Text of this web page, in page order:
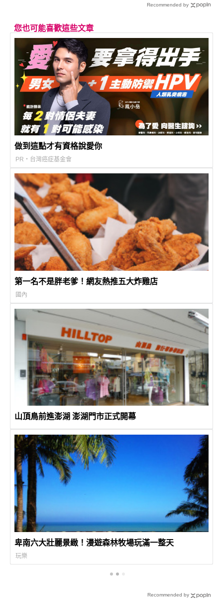
Recommended by
您也可能喜歡這些文章
做到這點才有資格說愛你
PR・台灣癌症基金會
第一名不是胖老爹！網友熱推五大炸雞店
國內
山頂鳥前進澎湖 澎湖門市正式開幕
卑南六大壯麗景緻！漫遊森林牧場玩滿一整天
玩樂
Recommended by